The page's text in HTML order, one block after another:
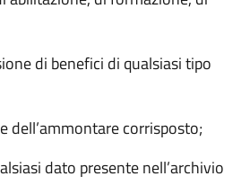
di benefici di qualsiasi tipo
dell’ammontare corrisposto;
dato presente nell’archivio